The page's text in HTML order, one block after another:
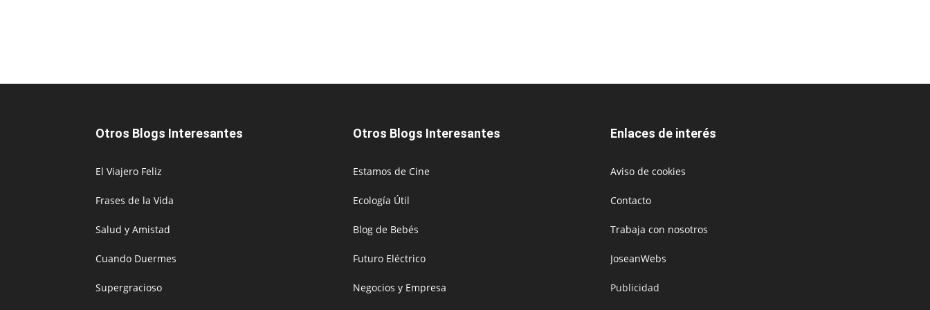
Otros Blogs Interesantes
El Viajero Feliz
Frases de la Vida
Salud y Amistad
Cuando Duermes
Supergracioso
Otros Blogs Interesantes
Estamos de Cine
Ecología Útil
Blog de Bebés
Futuro Eléctrico
Negocios y Empresa
Enlaces de interés
Aviso de cookies
Contacto
Trabaja con nosotros
JoseanWebs
Publicidad